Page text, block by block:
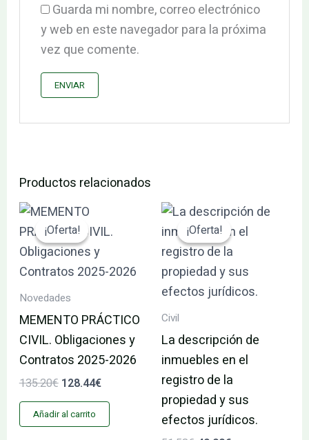
Guarda mi nombre, correo electrónico
y web en este navegador para la próxima
vez que comente.
Productos relacionados
¡Oferta!
¡Oferta!
Novedades
MEMENTO PRÁCTICO
CIVIL. Obligaciones y
Contratos 2025-2026
135.20€
El
precio
original
era:
135.20€.
128.44€
precio
actual
128.44€.
Añadir al carrito
¡Oferta!
¡Oferta!
Civil
La descripción de
inmuebles en el
registro de la
propiedad y sus
efectos jurídicos.
El
precio
original
era:
51.58€.
El
precio
actual
es:
49.00€.